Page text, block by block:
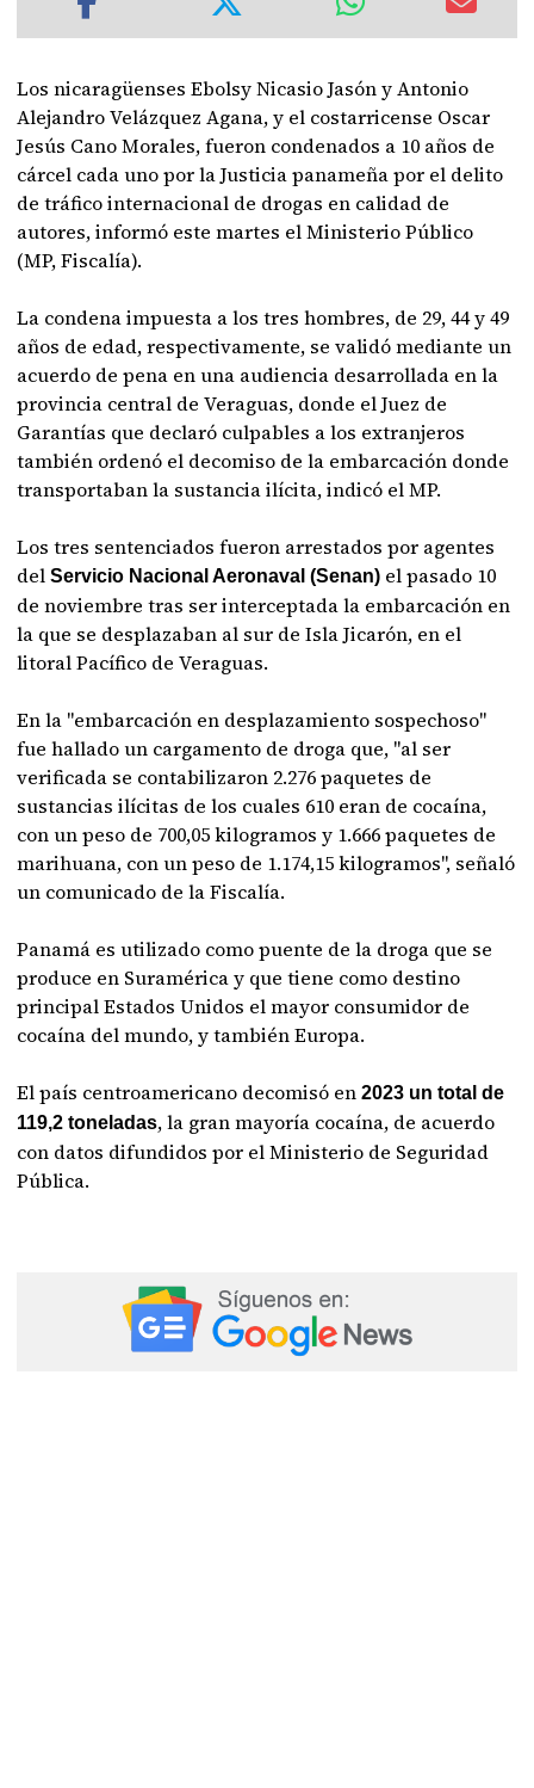
Los nicaragüenses Ebolsy Nicasio Jasón y Antonio
Alejandro Velázquez Agana, y el costarricense Oscar
Jesús Cano Morales, fueron condenados a 10 años de
cárcel cada uno por la Justicia panameña por el delito
de tráfico internacional de drogas en calidad de
autores, informó este martes el Ministerio Público
(MP, Fiscalía).
La condena impuesta a los tres hombres, de 29, 44 y 49
años de edad, respectivamente, se validó mediante un
acuerdo de pena en una audiencia desarrollada en la
provincia central de Veraguas, donde el Juez de
Garantías que declaró culpables a los extranjeros
también ordenó el decomiso de la embarcación donde
transportaban la sustancia ilícita, indicó el MP.
Los tres sentenciados fueron arrestados por agentes
del Servicio Nacional Aeronaval (Senan) el pasado 10
de noviembre tras ser interceptada la embarcación en
la que se desplazaban al sur de Isla Jicarón, en el
litoral Pacífico de Veraguas.
En la "embarcación en desplazamiento sospechoso"
fue hallado un cargamento de droga que, "al ser
verificada se contabilizaron 2.276 paquetes de
sustancias ilícitas de los cuales 610 eran de cocaína,
con un peso de 700,05 kilogramos y 1.666 paquetes de
marihuana, con un peso de 1.174,15 kilogramos", señaló
un comunicado de la Fiscalía.
Panamá es utilizado como puente de la droga que se
produce en Suramérica y que tiene como destino
principal Estados Unidos el mayor consumidor de
cocaína del mundo, y también Europa.
El país centroamericano decomisó en2023 un total de
119,2 toneladas, la gran mayoría cocaína, de acuerdo
con datos difundidos por el Ministerio de Seguridad
Pública.